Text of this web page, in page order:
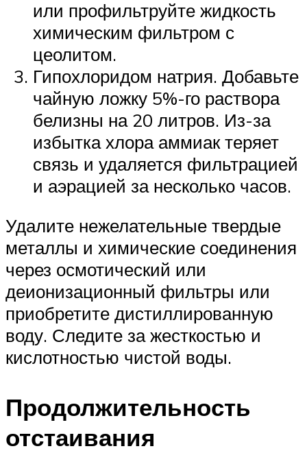
или профильтруйте жидкость
химическим фильтром с
цеолитом.
Гипохлоридом натрия. Добавьте
чайную ложку 5%-го раствора
белизны на 20 литров. Из-за
избытка хлора аммиак теряет
связь и удаляется фильтрацией
и аэрацией за несколько часов.
Удалите нежелательные твердые
металлы и химические соединения
через осмотический или
деионизационный фильтры или
приобретите дистиллированную
воду. Следите за жесткостью и
кислотностью чистой воды.
Продолжительность
отстаивания